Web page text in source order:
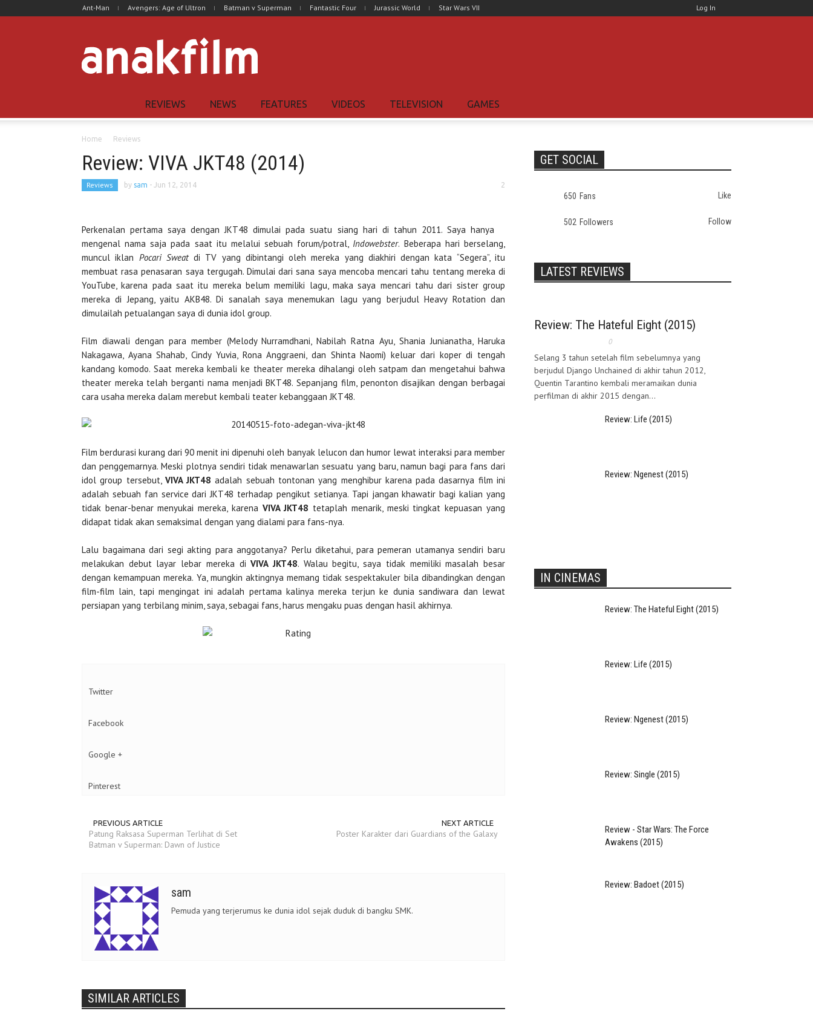
Ant-Man Avengers: Age of Ultron Batman v Superman Fantastic Four Jurassic World Star Wars VII Log In
REVIEWS NEWS FEATURES VIDEOS TELEVISION GAMES
Home Reviews
Review: VIVA JKT48 (2014)
Reviews by sam - Jun 12, 2014 2
Perkenalan pertama saya dengan JKT48 dimulai pada suatu siang hari di tahun 2011. Saya hanya
mengenal nama saja pada saat itu melalui sebuah forum/potral, Indowebster. Beberapa hari berselang,
muncul iklan Pocari Sweatdi TV yang dibintangi oleh mereka yang diakhiri dengan kata “Segera”, itu
membuat rasa penasaran saya tergugah. Dimulai dari sana saya mencoba mencari tahu tentang mereka di
YouTube, karena pada saat itu mereka belum memiliki lagu, maka saya mencari tahu dari sister group
mereka di Jepang, yaitu AKB48. Di sanalah saya menemukan lagu yang berjudul Heavy Rotation dan
dimulailah petualangan saya di dunia idol group.
Film diawali dengan para member (Melody Nurramdhani, Nabilah Ratna Ayu, Shania Junianatha, Haruka
Nakagawa, Ayana Shahab, Cindy Yuvia, Rona Anggraeni, dan Shinta Naomi) keluar dari koper di tengah
kandang komodo. Saat mereka kembali ke theater mereka dihalangi oleh satpam dan mengetahui bahwa
theater mereka telah berganti nama menjadi BKT48. Sepanjang film, penonton disajikan dengan berbagai
cara usaha mereka dalam merebut kembali teater kebanggaan JKT48.
Film berdurasi kurang dari 90 menit ini dipenuhi oleh banyak lelucon dan humor lewat interaksi para member
dan penggemarnya. Meski plotnya sendiri tidak menawarlan sesuatu yang baru, namun bagi para fans dari
idol group tersebut, VIVA JKT48 adalah sebuah tontonan yang menghibur karena pada dasarnya film ini
adalah sebuah fan service dari JKT48 terhadap pengikut setianya. Tapi jangan khawatir bagi kalian yang
tidak benar-benar menyukai mereka, karena VIVA JKT48 tetaplah menarik, meski tingkat kepuasan yang
didapat tidak akan semaksimal dengan yang dialami para fans-nya.
Lalu bagaimana dari segi akting para anggotanya? Perlu diketahui, para pemeran utamanya sendiri baru
melakukan debut layar lebar mereka diVIVA JKT48. Walau begitu, saya tidak memiliki masalah besar
dengan kemampuan mereka. Ya, mungkin aktingnya memang tidak sespektakuler bila dibandingkan dengan
film-film lain, tapi mengingat ini adalah pertama kalinya mereka terjun ke dunia sandiwara dan lewat
persiapan yang terbilang minim, saya, sebagai fans, harus mengaku puas dengan hasil akhirnya.
Twitter
Facebook
Google +
Pinterest
PREVIOUS ARTICLE
Patung Raksasa Superman Terlihat di Set
Batman v Superman: Dawn of Justice
NEXT ARTICLE
Poster Karakter dari Guardians of the Galaxy
sam
Pemuda yang terjerumus ke dunia idol sejak duduk di bangku SMK.
SIMILAR ARTICLES
GET SOCIAL
650 Fans Like
502 Followers Follow
LATEST REVIEWS
Review: The Hateful Eight (2015)
0
Selang 3 tahun setelah film sebelumnya yang
berjudul Django Unchained di akhir tahun 2012,
Quentin Tarantino kembali meramaikan dunia
perfilman di akhir 2015 dengan...
Review: Life (2015)
Review: Ngenest (2015)
IN CINEMAS
Review: The Hateful Eight (2015)
Review: Life (2015)
Review: Ngenest (2015)
Review: Single (2015)
Review - Star Wars: The Force
Awakens (2015)
Review: Badoet (2015)